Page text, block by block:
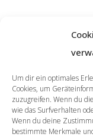
Um dir ein optimales
Cookies, um
zuzugreifen. Wenn du
wie das Surfverhalten
Wenn du deine
bestimmte Merkmale